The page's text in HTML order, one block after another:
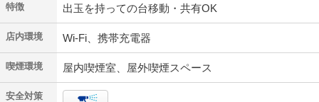
特徴 出玉を持っての台移動・共有OK
店内環境 Wi-Fi、携帯充電器
喫煙環境 屋内喫煙室、屋外喫煙スペース
安全対策